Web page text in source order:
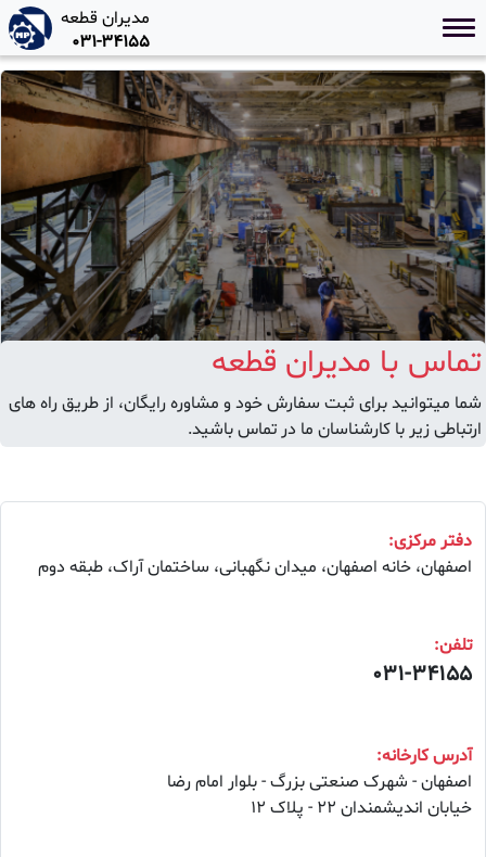
مدیران قطعه
۰۳۱-۳۴۱۵۵
تماس با مدیران قطعه
شما میتوانید برای ثبت سفارش خود و مشاوره رایگان، از طریق راه های
ارتباطی زیر با کارشناسان ما در تماس باشید.
دفتر مرکزی:
اصفهان، خانه اصفهان، میدان نگهبانی، ساختمان آراک، طبقه دوم
تلفن:
۰۳۱-۳۴۱۵۵
آدرس کارخانه:
اصفهان - شهرک صنعتی بزرگ - بلوار امام رضا
خیابان اندیشمندان ۲۲ - پلاک ۱۲